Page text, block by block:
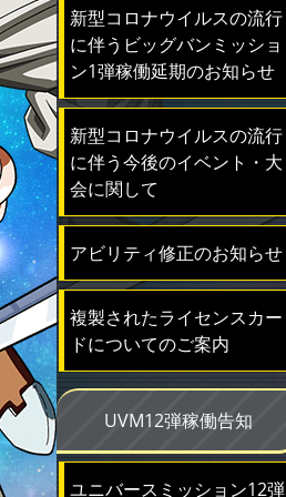
新型コロナウイルスの流行
に伴うビッグバンミッショ
ン1弾稼働延期のお知らせ
新型コロナウイルスの流行
に伴う今後のイベント・大
会に関して
アビリティ修正のお知らせ
複製されたライセンスカー
ドについてのご案内
UVM12弾稼働告知
ユニバースミッション12弾